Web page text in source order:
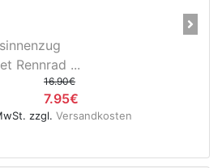
28" Vorderrad Shimano DH-
3D37 Nabendynamo/Remerx...
Inkl 19% MwSt. zzgl.
Next